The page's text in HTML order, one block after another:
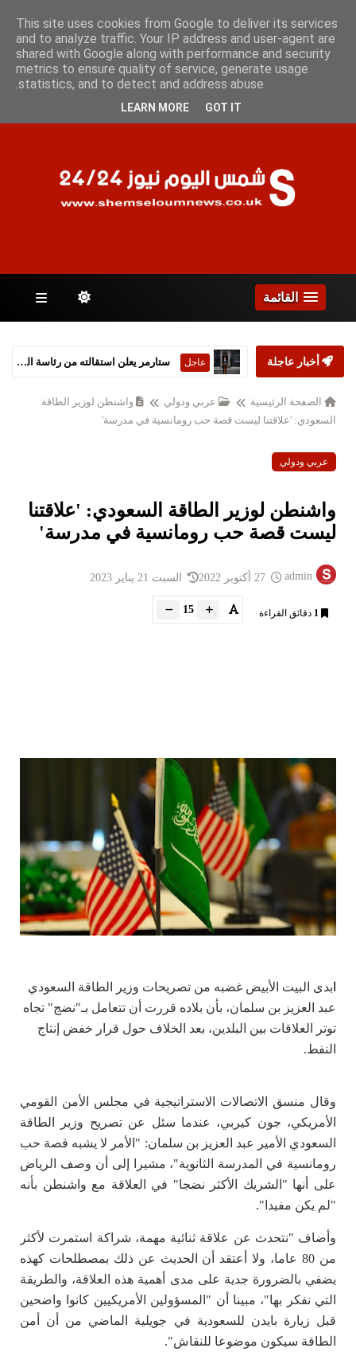
السبت 8 أغسطس 2026
الصفحات
القائمة
أخبار عاجلة عاجل ستارمر يعلن استقالته من رئاسة الحكومة البريطانية
الصفحة الرئيسية عربي ودولي
واشنطن لوزير الطاقة
السعودي: 'علاقتنا ليست قصة حب رومانسية في مدرسة'
عربي ودولي
واشنطن لوزير الطاقة السعودي: 'علاقتنا
ليست قصة حب رومانسية في مدرسة'
admin السبت 21 يناير 2023
1 دقائق القراءة 15
بدى البيت الأبيض غضبه من تصريحات وزير الطاقة السعودي
عبد العزيز بن سلمان، بأن بلاده قررت أن تتعامل بـ"نضج" تجاه
توتر العلاقات بين البلدين، بعد الخلاف حول قرار خفض إنتاج
النفط.
وقال منسق الاتصالات الاستراتيجية في مجلس الأمن القومي
الأمريكي، جون كيربي، عندما سئل عن تصريح وزير الطاقة
السعودي الأمير عبد العزيز بن سلمان: "الأمر لا يشبه قصة حب
رومانسية في المدرسة الثانوية"، مشيرا إلى أن وصف الرياض
على أنها "الشريك الأكثر نضجا" في العلاقة مع واشنطن بأنه
"لم يكن مفيدا".
وأضاف "نتحدث عن علاقة ثنائية مهمة، شراكة استمرت لأكثر
من 80 عاما، ولا أعتقد أن الحديث عن ذلك بمصطلحات كهذه
يضفي بالضرورة جدية على مدى أهمية هذه العلاقة، والطريقة
التي نفكر بها"، مبينا أن "المسؤولين الأمريكيين كانوا واضحين
قبل زيارة بايدن للسعودية في جويلية الماضي من أن أمن
الطاقة سيكون موضوعا للنقاش".
This site uses cookies from Google to deliver its services
and to analyze traffic. Your IP address and user-agent are
shared with Google along with performance and security
metrics to ensure quality of service, generate usage
statistics, and to detect and address abuse.
LEARN MORE GOT IT